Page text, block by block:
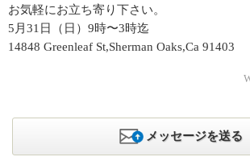
お気軽にお立ち寄り下さい。
5月31日（日）9時〜3時迄
14848 Greenleaf St,Sherman Oaks,Ca 91403
メッセージを送る